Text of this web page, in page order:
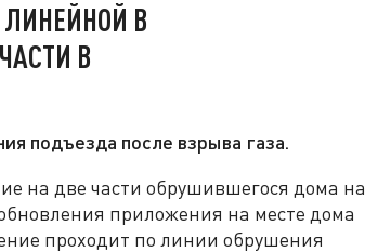
В
В
подъезда после взрыва газа.
на две части обрушившегося дома на
приложения на месте дома
проходит по линии обрушения